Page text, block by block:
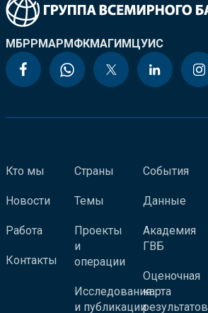
МБРРМАРМФКМАГИМЦУИС
Кто мы
Новости
Работа
Контакты
Страны
Темы
Проекты
и
операции
Исследования
и публикации
События
Данные
Академия
ГВБ
Оценочная
карта
результатов